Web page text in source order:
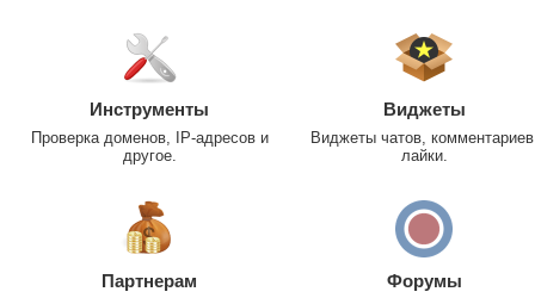
Инструменты
Проверка доменов, IP-адресов и
другое.
Виджеты
Виджеты чатов,
лайки.
Партнерам Форумы